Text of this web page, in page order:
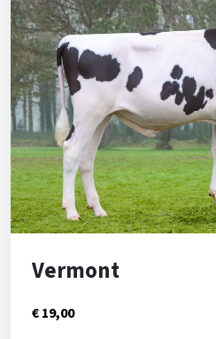
Vermont
€ 19,00